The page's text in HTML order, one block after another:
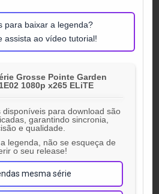
para baixar a legenda?
assista ao vídeo tutorial!
Grosse Pointe Garden
1080p x265 ELiTE
disponíveis para download são
garantindo sincronia,
e qualidade.
legenda, não se esqueça de
o seu release!
mesma série